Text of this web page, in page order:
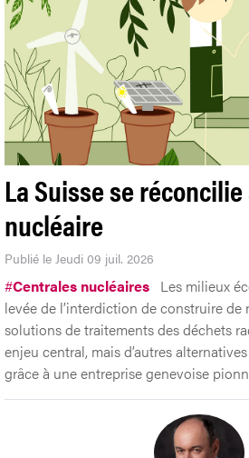
La Suisse se
nucléaire
Publié le Jeudi 09 juil. 2026
#Centrales nucléaires Les milieux
levée de l’interdiction de construire de
solutions de traitements des déchets
enjeu central, mais d’autres
grâce à une entreprise genevoise